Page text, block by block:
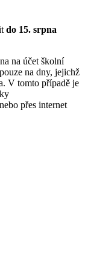
do 15. srpna
na účet školní
na dny, jejichž
V tomto případě je
přes internet